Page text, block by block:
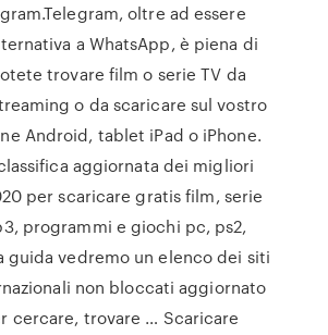
oltre ad essere
a WhatsApp, è piena di
trovare film o serie TV da
o da scaricare sul vostro
Android, tablet iPad o iPhone.
aggiornata dei migliori
per scaricare gratis film, serie
programmi e giochi pc, ps2,
guida vedremo un elenco dei siti
non bloccati aggiornato
cercare, trovare … Scaricare